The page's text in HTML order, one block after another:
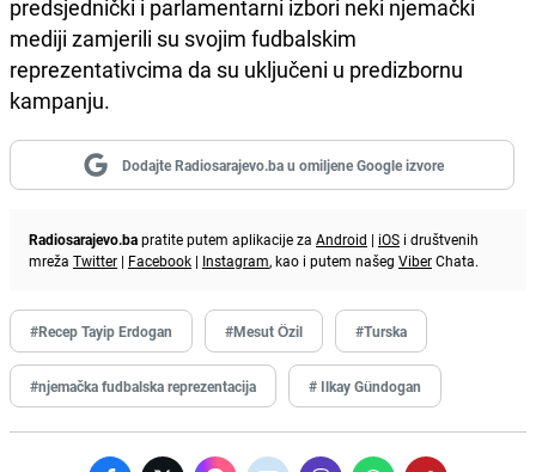
predsjednički i parlamentarni izbori neki njemački
mediji zamjerili su svojim fudbalskim
reprezentativcima da su uključeni u predizbornu
kampanju.
Dodajte Radiosarajevo.ba u omiljene Google izvore
Radiosarajevo.bapratite putem aplikacije za Android | iOS i društvenih
mreža Twitter | Facebook | Instagram, kao i putem našeg ViberChata.
#Recep Tayip Erdogan #Mesut Özil #Turska
#njemačka fudbalska reprezentacija # Ilkay Gündogan